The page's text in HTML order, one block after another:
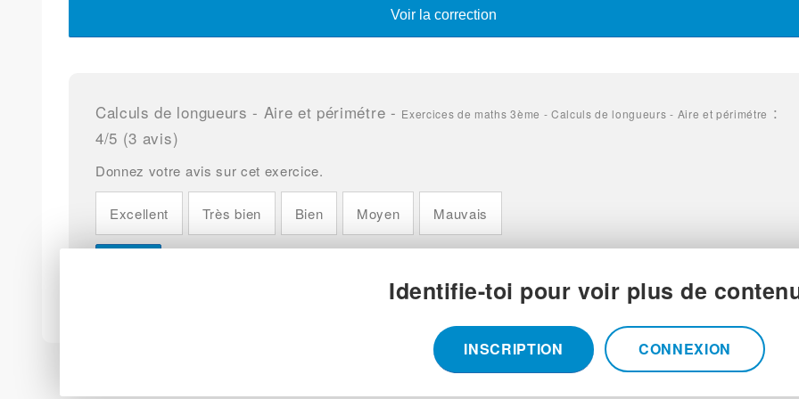
Voir la correction
Calculs de longueurs - Aire et périmétre - Exercices de maths 3ème - Calculs de longueurs - Aire et périmétre :
4/5 (3 avis)
Donnez votre avis sur cet exercice.
Excellent Très bien Bien Moyen Mauvais
Identifie-toi pour voir plus de
INSCRIPTION CONNEXION